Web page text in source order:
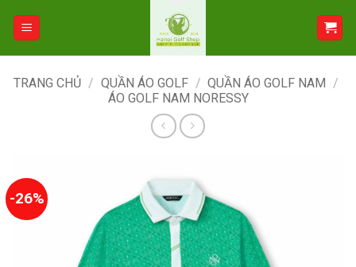
TRANG CHỦ / QUẦN ÁO GOLF / QUẦN ÁO GOLF NAM /
ÁO GOLF NAM NORESSY
-26%